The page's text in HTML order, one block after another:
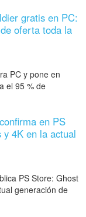
gratis en PC:
oferta toda la
PC y pone en
el 95 % de
en PS
4K en la actual
PS Store: Ghost
generación de